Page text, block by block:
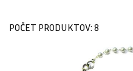
POČET PRODUKTOV: 8